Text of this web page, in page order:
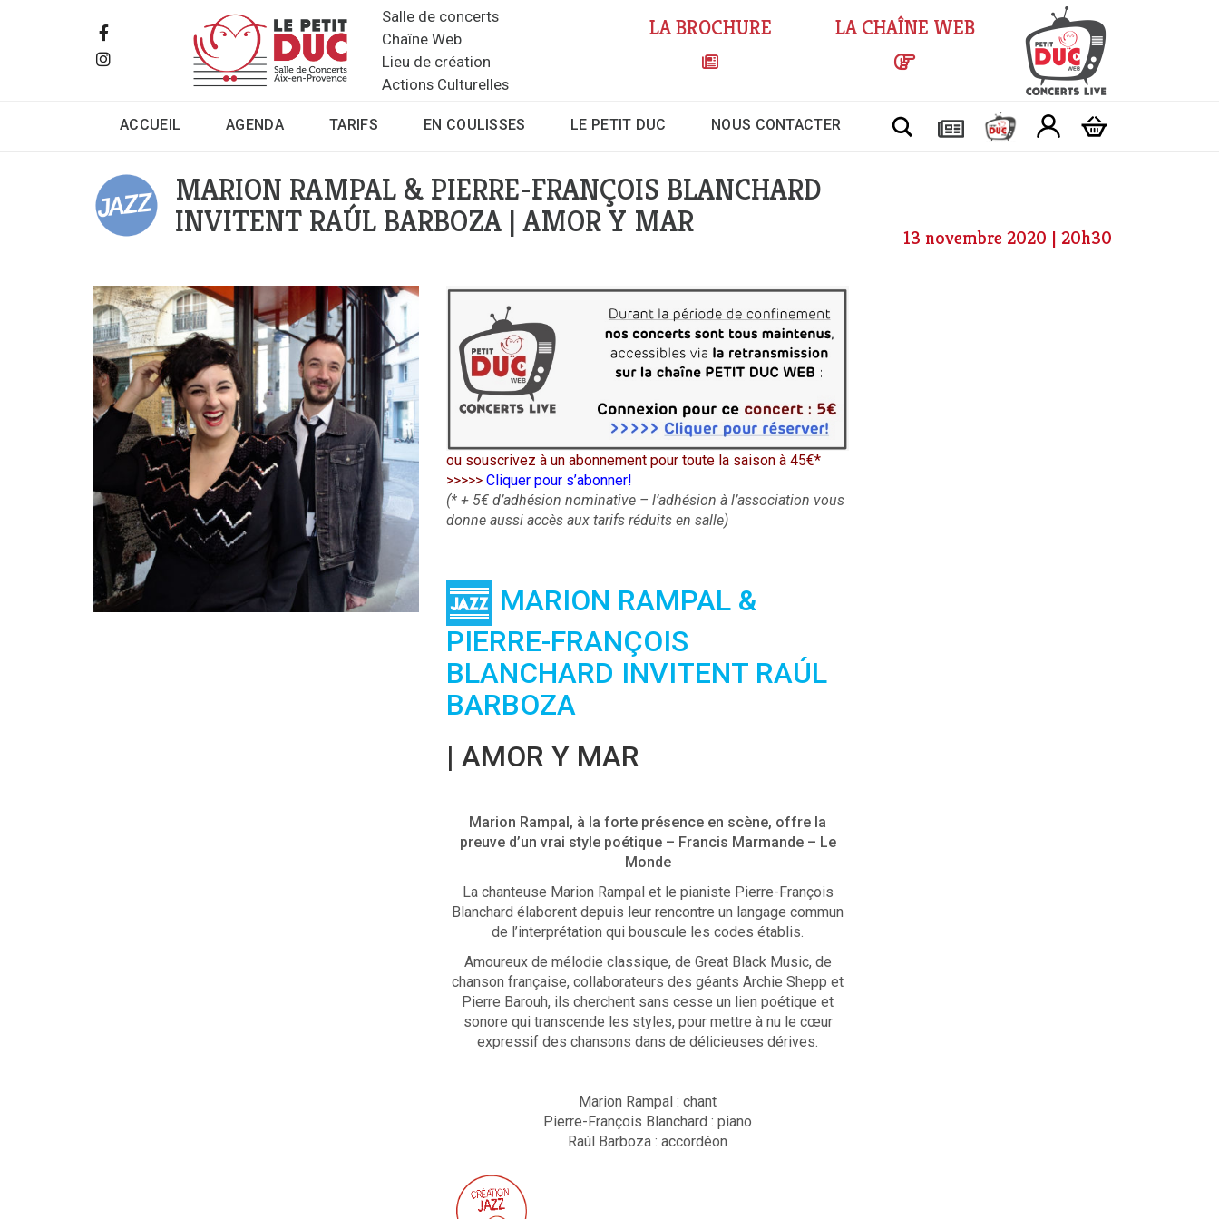
Salle de concerts
Chaîne Web
Lieu de création
Actions Culturelles
LA BROCHURE LA CHAÎNE WEB
ACCUEIL AGENDA TARIFS EN COULISSES LE PETIT DUC NOUS CONTACTER Chercher
MARION RAMPAL & PIERRE-FRANÇOIS BLANCHARD
INVITENT RAÚL BARBOZA | AMOR Y MAR
13 novembre 2020 | 20h30
ou souscrivez à un abonnement pour toute la saison à 45€*
>>>>> Cliquer pour s’abonner!
(* + 5€ d’adhésion nominative – l’adhésion à l’association vous
donne aussi accès aux tarifs réduits en salle)
MARION RAMPAL &
PIERRE-FRANÇOIS
BLANCHARD INVITENT RAÚL
BARBOZA
| AMOR Y MAR
Marion Rampal, à la forte présence en scène, offre la
preuve d’un vrai style poétique – Francis Marmande – Le
Monde
La chanteuse Marion Rampal et le pianiste Pierre-François
Blanchard élaborent depuis leur rencontre un langage commun
de l’interprétation qui bouscule les codes établis.
Amoureux de mélodie classique, de Great Black Music, de
chanson française, collaborateurs des géants Archie Shepp et
Pierre Barouh, ils cherchent sans cesse un lien poétique et
sonore qui transcende les styles, pour mettre à nu le cœur
expressif des chansons dans de délicieuses dérives.
Marion Rampal : chant
Pierre-François Blanchard : piano
Raúl Barboza : accordéon